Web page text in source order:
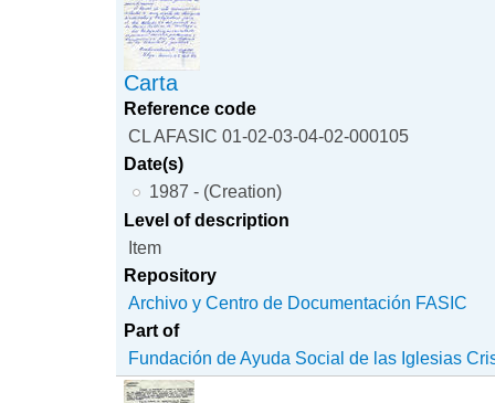
Carta
Reference code
CL AFASIC 01-02-03-04-02-000105
Date(s)
1987 - (Creation)
Level of description
Item
Repository
Archivo y Centro de Documentación FASIC
Part of
Fundación de Ayuda Social de las Iglesias